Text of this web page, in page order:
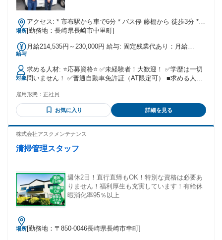
場所
アクセス: * 市布駅から車で6分 * バス停 藤棚から 徒歩3分 *
無料駐車場あり（マイカー通勤OK･バイク通勤OK･自転車通
[勤務地：長崎県長崎市中里町]
給与
月給214,535円～230,000円 給与: 固定残業代あり：月給
￥14,535（10時間相当分）を含む。10時間を超える残業代は
追加で支給する。 ✨月給214,535円 ～230,000円 （固定残業
10時間分14,535円含む） ✨昇給あり（年1回） ✨賞与あり
（業績に応じて夏･冬の年2回） ✨交通費（有料道路代含む最
＞ ●年収280万円／入社1年目／一般職員 ●年収300万円／入社
4年目／一般社員 ●年収350万円／入社6年目／リーダー 【試
用期間】 同乗中は時給1,031円（残業代は全額支給） 1人で配
達を回れるようになれば月給へ変更
対象
求める人材: ⭐応募資格⭐ ✅未経験者！大歓迎！ ✅学歴は一切
問いません！ ✅普通自動車免許証（AT限定可） ■求める人物
人数 * 募集背景：事業拡大に伴う増員４名募集です。 * 急募
のため、内定までの期間は2週間以内を予定しています。 ■経
験・年齢・性別不問 * 20代～50代が現在活躍中です！ * 中高
です。 * 女性ドライバーも活躍中です！
雇用形態： 正社員
お気に入り 詳細を見る
株式会社アスクメンテナンス
清掃管理スタッフ
週休2日！直行直帰もOK！特別な資格は必要あ
りません！福利厚生も充実しています！有給休
暇消化率95％以上
場所[勤務地：〒850-0046長崎県長崎市幸町]